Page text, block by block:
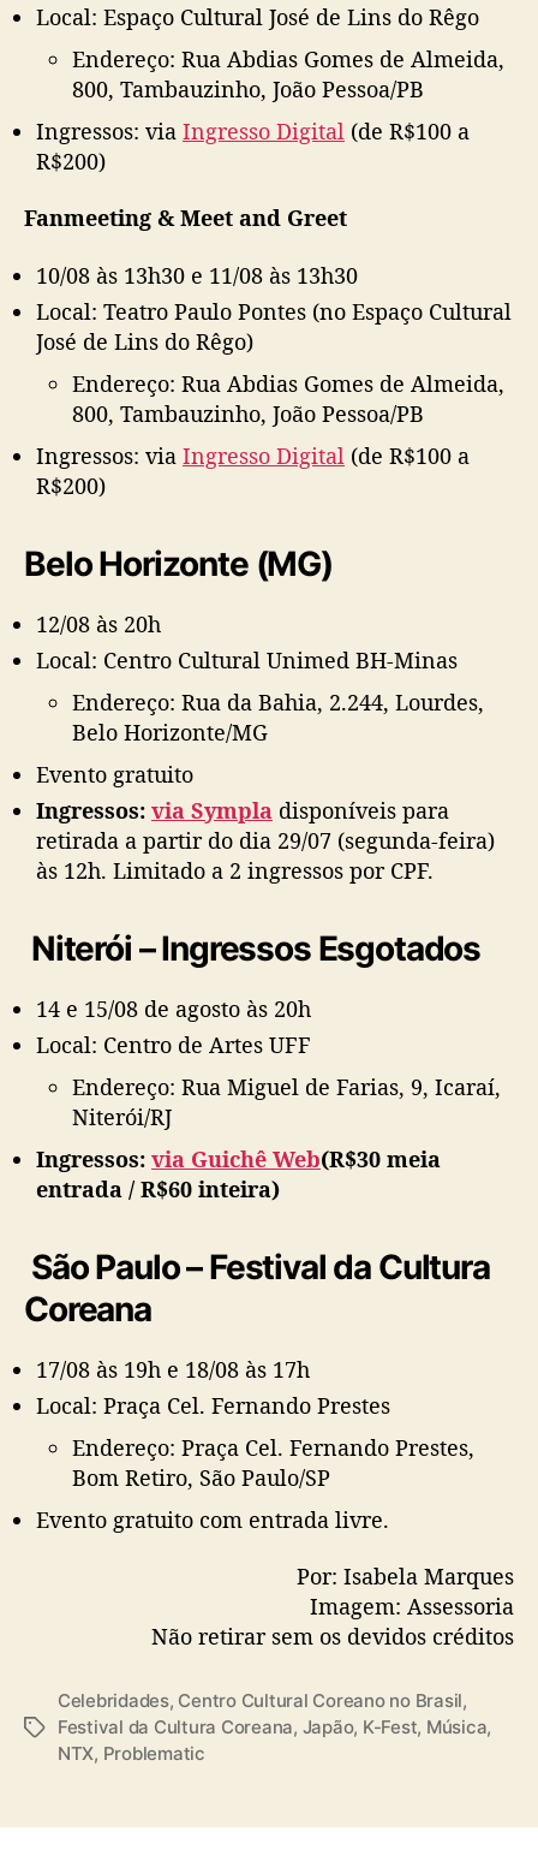
Local: Espaço Cultural José de Lins do Rêgo
Endereço: Rua Abdias Gomes de Almeida,
800, Tambauzinho, João Pessoa/PB
Ingressos: via Ingresso Digital (de R$100 a
R$200)
Fanmeeting & Meet and Greet
10/08 às 13h30 e 11/08 às 13h30
Local: Teatro Paulo Pontes (no Espaço Cultural
José de Lins do Rêgo)
Endereço: Rua Abdias Gomes de Almeida,
800, Tambauzinho, João Pessoa/PB
Ingressos: via Ingresso Digital (de R$100 a
R$200)
Belo Horizonte (MG)
12/08 às 20h
Local: Centro Cultural Unimed BH-Minas
Endereço: Rua da Bahia, 2.244, Lourdes,
Belo Horizonte/MG
Evento gratuito
Ingressos: via Sympla disponíveis para
retirada a partir do dia 29/07 (segunda-feira)
às 12h. Limitado a 2 ingressos por CPF.
Niterói – Ingressos Esgotados
14 e 15/08 de agosto às 20h
Local: Centro de Artes UFF
Endereço: Rua Miguel de Farias, 9, Icaraí,
Niterói/RJ
Ingressos: via Guichê Web(R$30 meia
entrada / R$60 inteira)
São Paulo–Festival da Cultura
Coreana
17/08 às 19h e 18/08 às 17h
Local: Praça Cel. Fernando Prestes
Endereço: Praça Cel. Fernando Prestes,
Bom Retiro, São Paulo/SP
Evento gratuito com entrada livre.
Por: Isabela Marques
Imagem: Assessoria
Não retirar sem os devidos créditos
T
Celebridades, Centro Cultural Coreano no Brasil,
Festival da Cultura Coreana, Japão, K-Fest, Música,
NTX, Problematic